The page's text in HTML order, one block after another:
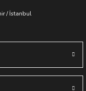
/ İstanbul